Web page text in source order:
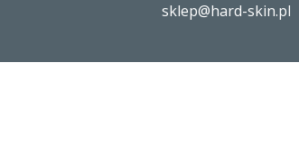
sklep@hard-skin.pl